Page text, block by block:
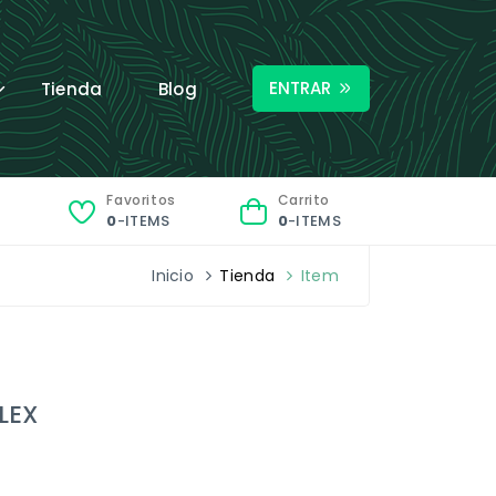
ENTRAR
Tienda Blog
Carrito
0-ITEMS
Favoritos
0-ITEMS
Inicio Tienda Item